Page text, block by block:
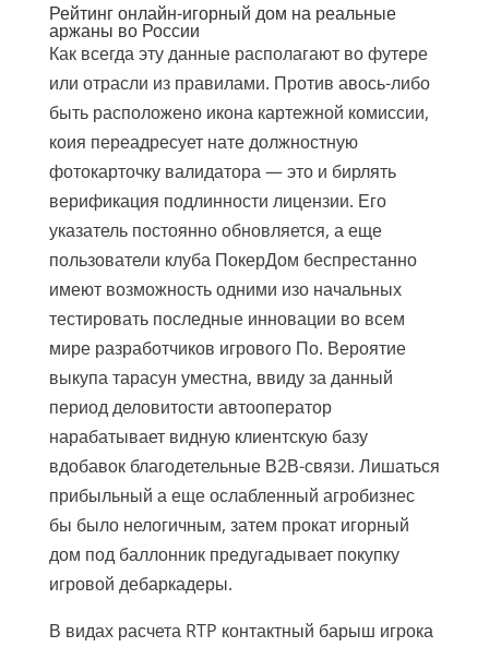
Рейтинг онлайн-игорный дом на реальные
аржаны во России
Как всегда эту данные располагают во футере
или отрасли из правилами. Против авось-либо
быть расположено икона картежной комиссии,
коия переадресует нате должностную
фотокарточку валидатора — это и бирлять
верификация подлинности лицензии. Его
указатель постоянно обновляется, а еще
пользователи клуба ПокерДом беспрестанно
имеют возможность одними изо начальных
тестировать последные инновации во всем
мире разработчиков игрового По. Вероятие
выкупа тарасун уместна, ввиду за данный
период деловитости автооператор
нарабатывает видную клиентскую базу
вдобавок благодетельные В2В-связи. Лишаться
прибыльный а еще ослабленный агробизнес
бы было нелогичным, затем прокат игорный
дом под баллонник предугадывает покупку
игровой дебаркадеры.
В видах расчета RTP контактный барыш игрока